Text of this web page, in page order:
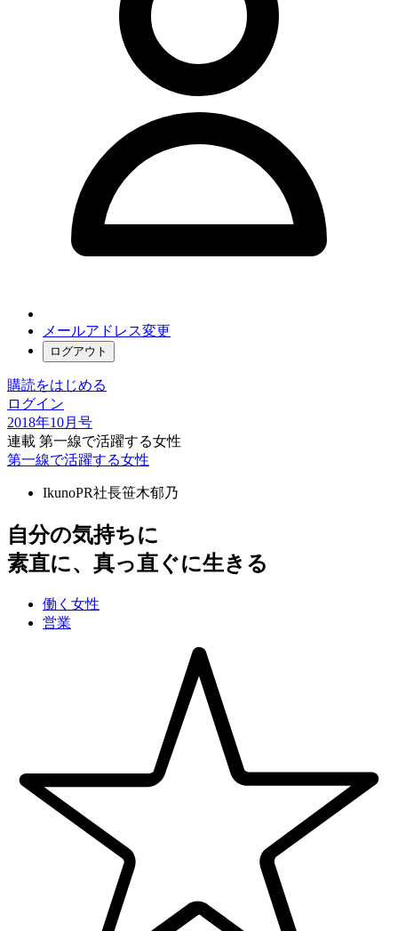
メールアドレス変更
ログアウト
購読をはじめる
ログイン
2018年10月号
連載 第一線で活躍する女性
第一線で活躍する女性
IkunoPR社長笹木郁乃
自分の気持ちに
素直に、真っ直ぐに生きる
働く女性
営業